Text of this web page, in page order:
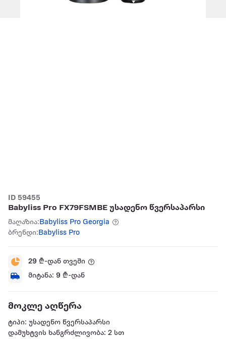
ID 59455
Babyliss Pro FX79FSMBE უსადენო წვერსაპარსი
მაღაზია: Babyliss Pro Georgia
ბრენდი: Babyliss Pro
29 ₾-დან თვეში
მიტანა: 9 ₾-დან
მოკლე აღწერა
ტიპი: უსადენო წვერსაპარსი
დამუხტვის ხანგრძლივობა: 2 სთ